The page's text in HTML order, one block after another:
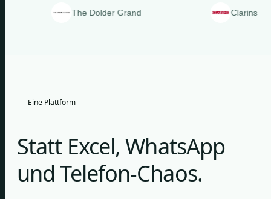
The Dolder Grand Clarins
Eine Plattform
Statt Excel, WhatsApp
und Telefon-Chaos.